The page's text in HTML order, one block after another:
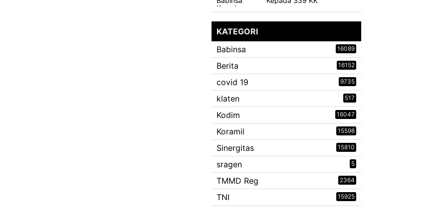
KATEGORI
Babinsa
16089
Berita 16152
covid 19 9735
klaten 517
Kodim 16047
Koramil 15598
Sinergitas 15810
sragen 5
TMMD Reg 2364
TNI 15925